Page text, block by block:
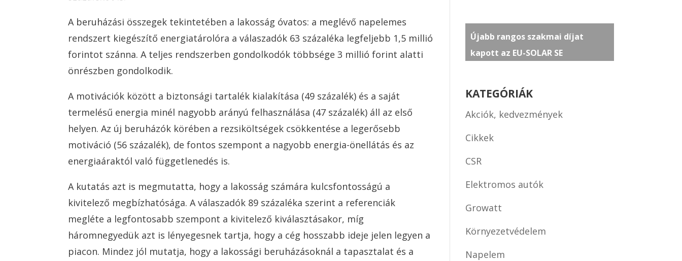
A beruházási összegek tekintetében a lakosság óvatos: a meglévő napelemes
rendszert kiegészítő energiatárolóra a válaszadók 63 százaléka legfeljebb 1,5 millió
forintot szánna. A teljes rendszerben gondolkodók többsége 3 millió forint alatti
önrészben gondolkodik.
A motivációk között a biztonsági tartalék kialakítása (49 százalék) és a saját
termelésű energia minél nagyobb arányú felhasználása (47 százalék) áll az első
helyen. Az új beruházók körében a rezsiköltségek csökkentése a legerősebb
motiváció (56 százalék), de fontos szempont a nagyobb energia-önellátás és az
energiaáraktól való függetlenedés is.
A kutatás azt is megmutatta, hogy a lakosság számára kulcsfontosságú a
kivitelező megbízhatósága. A válaszadók 89 százaléka szerint a referenciák
megléte a legfontosabb szempont a kivitelező kiválasztásakor, míg
háromnegyedük azt is lényegesnek tartja, hogy a cég hosszabb ideje jelen legyen a
piacon. Mindez jól mutatja, hogy a lakossági beruházásoknál a tapasztalat és a
Újabb rangos szakmai díjat
kapott az EU-SOLAR SE
KATEGÓRIÁK
Akciók, kedvezmények
Cikkek
CSR
Elektromos autók
Growatt
Környezetvédelem
Napelem